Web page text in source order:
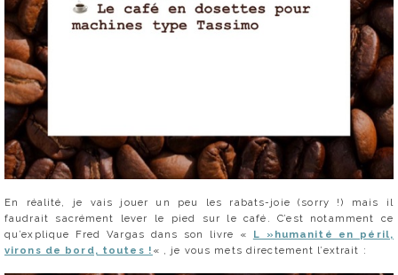
En réalité, je vais jouer un peu les rabats-joie (sorry !) mais il
faudrait sacrément lever le pied sur le café. C’est notamment ce
qu’explique Fred Vargas dans son livre « L »humanité en péril,
virons de bord, toutes ! « , je vous mets directement l’extrait :